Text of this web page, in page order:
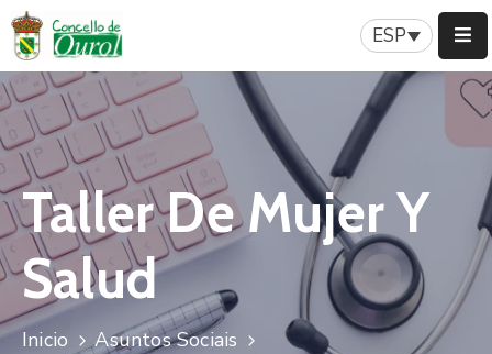
ESP
Inicio
Concello
Servicios
Patrimonio
Nuestra
Historia
Taller De Mujer Y
Salud
Inicio
Asuntos Sociais